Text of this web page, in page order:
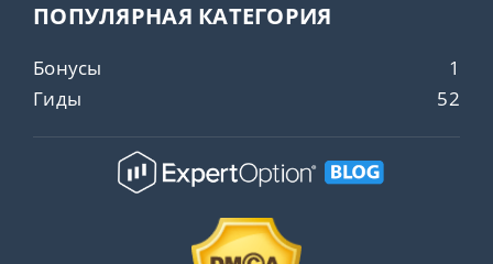
ПОПУЛЯРНАЯ КАТЕГОРИЯ
Бонусы
1
Гиды
52